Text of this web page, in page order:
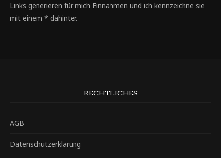
Links generieren für mich Einnahmen und ich kennzeichne sie
mit einem * dahinter.
RECHTLICHES
AGB
Datenschutzerklärung